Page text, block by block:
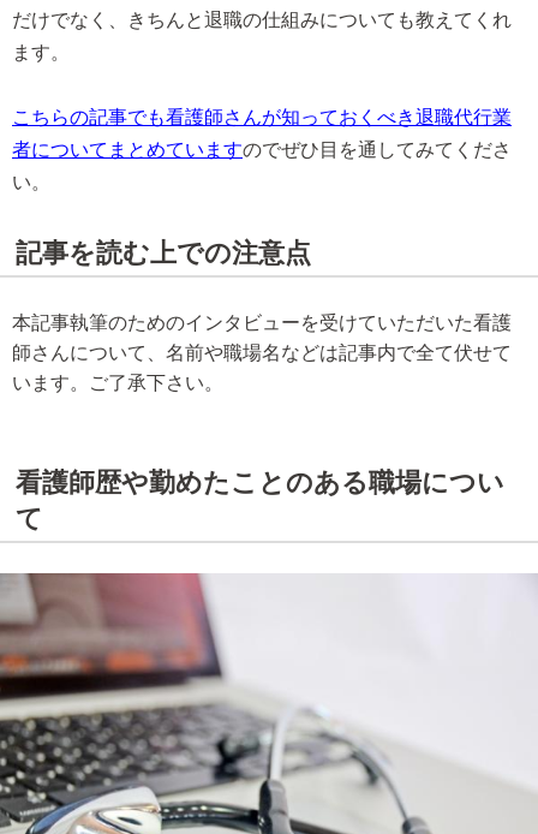
だけでなく、きちんと退職の仕組みについても教えてくれ
ます。
こちらの記事でも看護師さんが知っておくべき退職代行業
者についてまとめていますのでぜひ目を通してみてくださ
い。
記事を読む上での注意点
本記事執筆のためのインタビューを受けていただいた看護
師さんについて、名前や職場名などは記事内で全て伏せて
います。ご了承下さい。
看護師歴や勤めたことのある職場につい
て